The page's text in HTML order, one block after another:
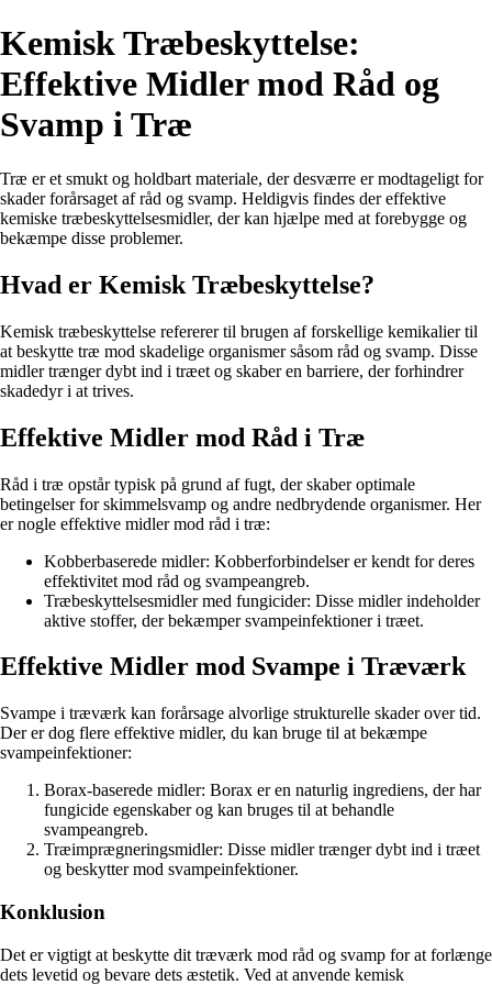
Kemisk Træbeskyttelse:
Effektive Midler mod Råd og
Svamp i Træ
Træ er et smukt og holdbart materiale, der desværre er modtageligt for
skader forårsaget af råd og svamp. Heldigvis findes der effektive
kemiske træbeskyttelsesmidler, der kan hjælpe med at forebygge og
bekæmpe disse problemer.
Hvad er Kemisk Træbeskyttelse?
Kemisk træbeskyttelse refererer til brugen af forskellige kemikalier til
at beskytte træ mod skadelige organismer såsom råd og svamp. Disse
midler trænger dybt ind i træet og skaber en barriere, der forhindrer
skadedyr i at trives.
Effektive Midler mod Råd i Træ
Råd i træ opstår typisk på grund af fugt, der skaber optimale
betingelser for skimmelsvamp og andre nedbrydende organismer. Her
er nogle effektive midler mod råd i træ:
Kobberbaserede midler: Kobberforbindelser er kendt for deres
effektivitet mod råd og svampeangreb.
Træbeskyttelsesmidler med fungicider: Disse midler indeholder
aktive stoffer, der bekæmper svampeinfektioner i træet.
Effektive Midler mod Svampe i Træværk
Svampe i træværk kan forårsage alvorlige strukturelle skader over tid.
Der er dog flere effektive midler, du kan bruge til at bekæmpe
svampeinfektioner:
Borax-baserede midler: Borax er en naturlig ingrediens, der har
fungicide egenskaber og kan bruges til at behandle
svampeangreb.
Træimprægneringsmidler: Disse midler trænger dybt ind i træet
og beskytter mod svampeinfektioner.
Konklusion
Det er vigtigt at beskytte dit træværk mod råd og svamp for at forlænge
dets levetid og bevare dets æstetik. Ved at anvende kemisk